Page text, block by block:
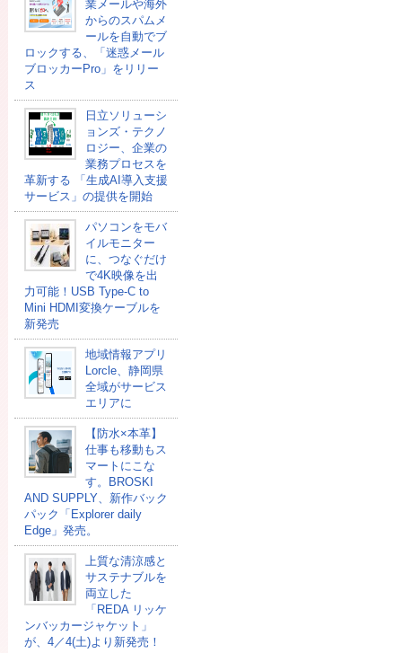
業メールや海外
からのスパムメ
ールを自動でブ
ロックする、「迷惑メール
ブロッカーPro」をリリー
ス
日立ソリューシ
ョンズ・テクノ
ロジー、企業の
業務プロセスを
革新する 「生成AI導入支援
サービス」の提供を開始
パソコンをモバ
イルモニター
に、つなぐだけ
で4K映像を出
力可能！USB Type-C to
Mini HDMI変換ケーブルを
新発売
地域情報アプリ
Lorcle、静岡県
全域がサービス
エリアに
【防水×本革】
仕事も移動もス
マートにこな
す。BROSKI
AND SUPPLY、新作バック
パック「Explorer daily
Edge」発売。
上質な清涼感と
サステナブルを
両立した
「REDA リッケ
ンバッカージャケット」
が、4／4(土)より新発売！